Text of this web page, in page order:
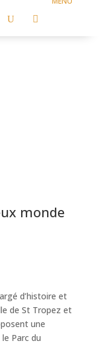
U 
monde
d’histoire et
de St Tropez et
une
Parc du